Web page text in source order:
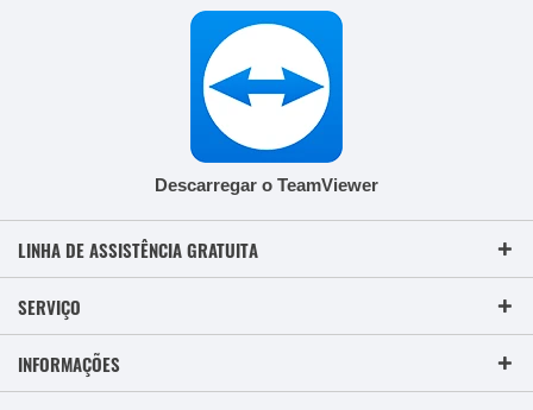
Descarregar o TeamViewer
LINHA DE ASSISTÊNCIA GRATUITA
SERVIÇO
INFORMAÇÕES